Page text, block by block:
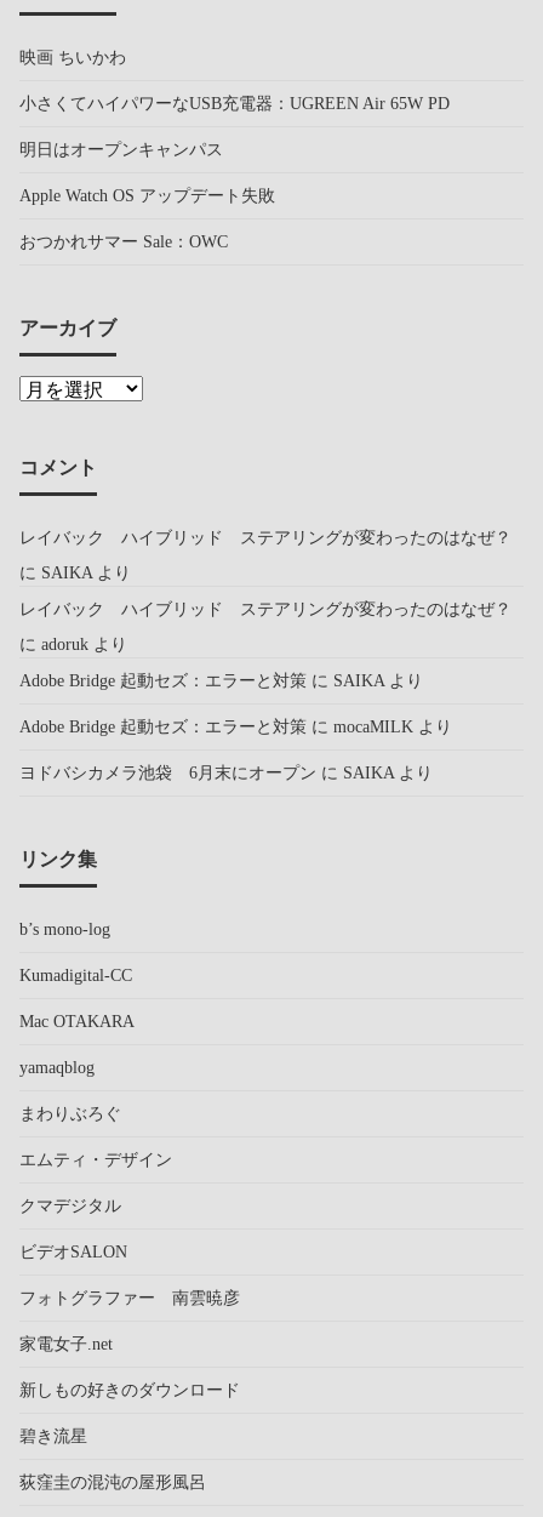
映画 ちいかわ
小さくてハイパワーなUSB充電器：UGREEN Air 65W PD
明日はオープンキャンパス
Apple Watch OS アップデート失敗
おつかれサマー Sale：OWC
アーカイブ
コメント
レイバック ハイブリッド ステアリングが変わったのはなぜ？
に SAIKAより
レイバック ハイブリッド ステアリングが変わったのはなぜ？
に adoruk より
Adobe Bridge 起動セズ：エラーと対策 に SAIKAより
Adobe Bridge 起動セズ：エラーと対策 に mocaMILK より
ヨドバシカメラ池袋 6月末にオープン に SAIKAより
リンク集
b’s mono-log
Kumadigital-CC
Mac OTAKARA
yamaqblog
まわりぶろぐ
エムティ・デザイン
クマデジタル
ビデオSALON
フォトグラファー 南雲暁彦
家電女子.net
新しもの好きのダウンロード
碧き流星
荻窪圭の混沌の屋形風呂